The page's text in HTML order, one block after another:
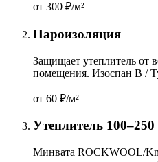
от 300 ₽/м²
Пароизоляция
Защищает утеплитель от
помещения. Изоспан B /
от 60 ₽/м²
Утеплитель
Минвата ROCKWOOL/